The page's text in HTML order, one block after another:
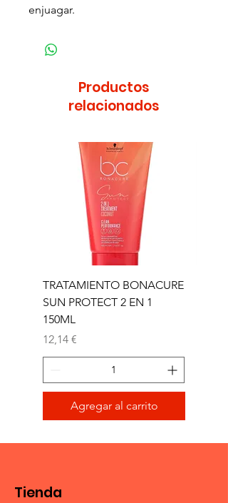
enjuagar.
Productos
relacionados
TRATAMIENTO BONACURE
SUN PROTECT 2 EN 1
150ML
Precio
12,14 €
Agregar al carrito
Tienda